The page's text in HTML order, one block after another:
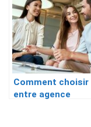
Comment choisir
entre agence